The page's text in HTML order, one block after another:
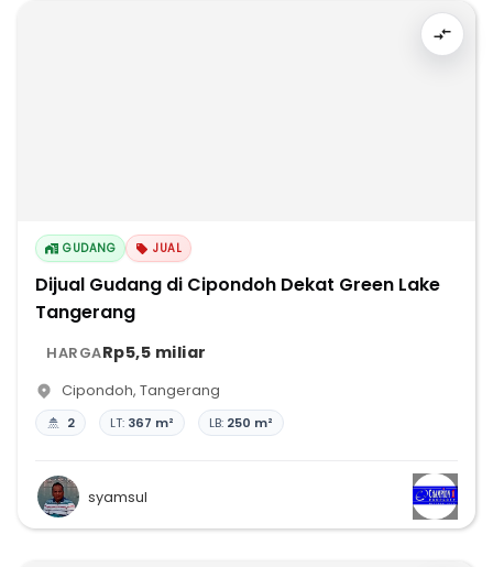
GUDANG JUAL
Dijual Gudang di Cipondoh Dekat Green Lake
Tangerang
HARGARp5,5 miliar
Cipondoh, Tangerang
2 LT: 367 m² LB: 250 m²
syamsul